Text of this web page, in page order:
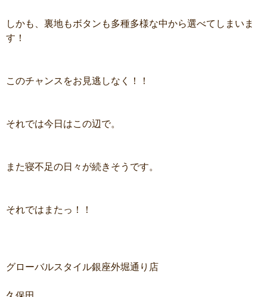
しかも、裏地もボタンも多種多様な中から選べてしまいま
す！
このチャンスをお見逃しなく！！
それでは今日はこの辺で。
また寝不足の日々が続きそうです。
それではまたっ！！
グローバルスタイル銀座外堀通り店